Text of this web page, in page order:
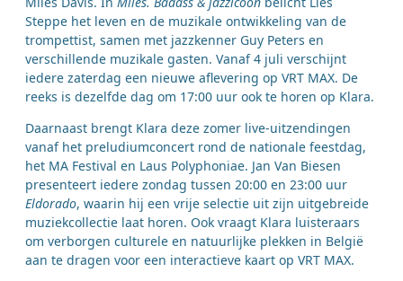
Steppe het leven en de muzikale ontwikkeling van de
trompettist, samen met jazzkenner Guy Peters en
verschillende muzikale gasten. Vanaf 4 juli verschijnt
iedere zaterdag een nieuwe aflevering op VRT MAX. De
reeks is dezelfde dag om 17:00 uur ook te horen op Klara.
Daarnaast brengt Klara deze zomer live-uitzendingen
vanaf het preludiumconcert rond de nationale feestdag,
het MA Festival en Laus Polyphoniae. Jan Van Biesen
presenteert iedere zondag tussen 20:00 en 23:00 uur
Eldorado, waarin hij een vrije selectie uit zijn uitgebreide
muziekcollectie laat horen. Ook vraagt Klara luisteraars
om verborgen culturele en natuurlijke plekken in België
aan te dragen voor een interactieve kaart op VRT MAX.